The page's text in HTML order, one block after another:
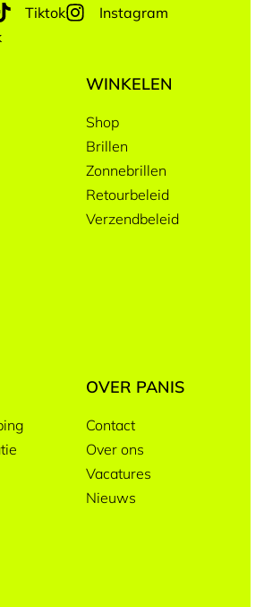
Tiktok
Instagram
WINKELEN
Shop
Brillen
Zonnebrillen
Retourbeleid
Verzendbeleid
OVER PANIS
Contact
Over ons
Vacatures
Nieuws